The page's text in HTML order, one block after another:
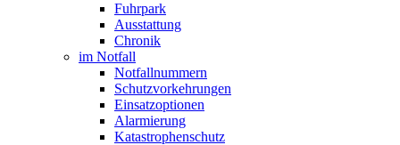
Fuhrpark
Ausstattung
Chronik
im Notfall
Notfallnummern
Schutzvorkehrungen
Einsatzoptionen
Alarmierung
Katastrophenschutz